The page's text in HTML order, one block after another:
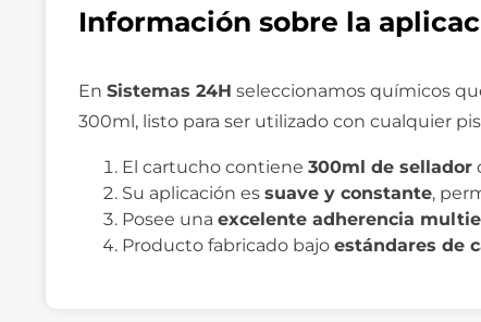
Información sobre la
En Sistemas 24H seleccionamos químicos
300ml, listo para ser utilizado con cualquier
El cartucho contiene 300ml de sellador
Su aplicación es suave y constante,
Posee una excelente adherencia
Producto fabricado bajo estándares de